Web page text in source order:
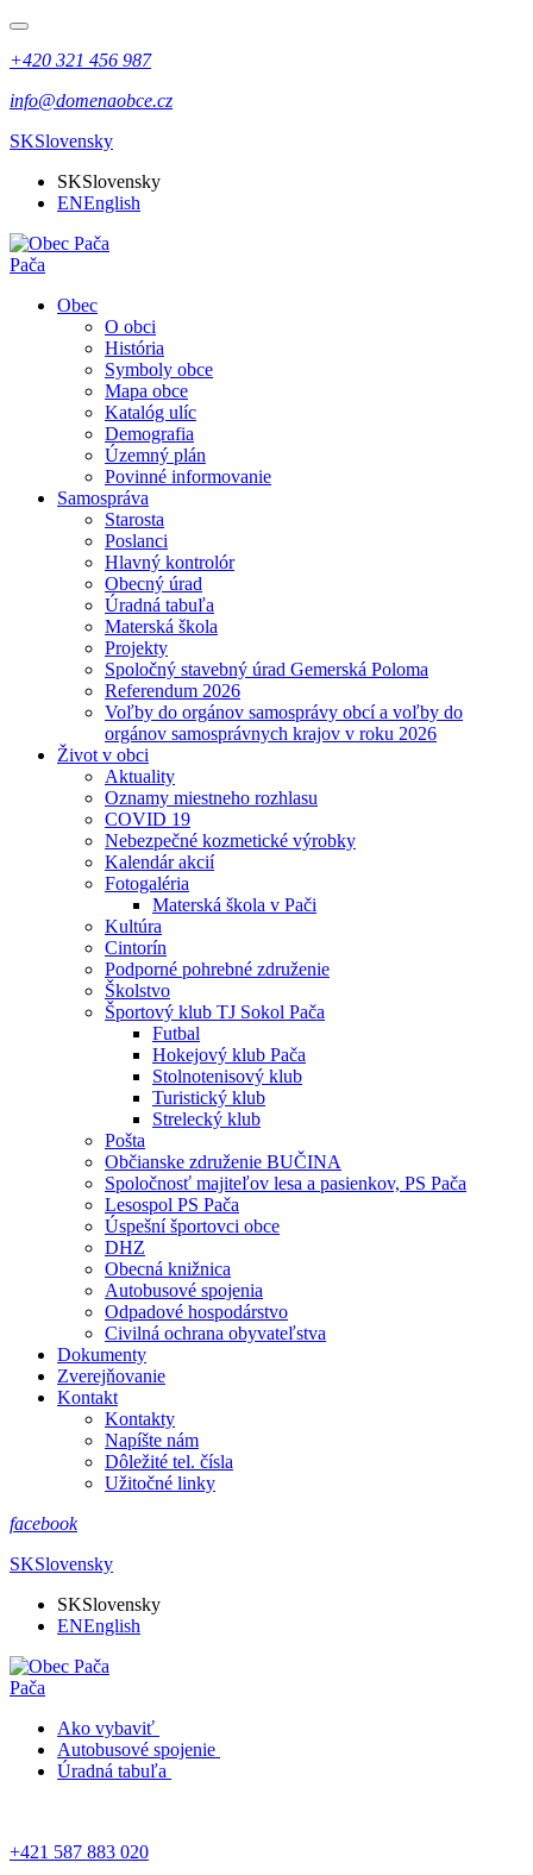
+420 321 456 987
info@domenaobce.cz
SKSlovensky
SKSlovensky
ENEnglish
Pača
Obec
O obci
História
Symboly obce
Mapa obce
Katalóg ulíc
Demografia
Územný plán
Povinné informovanie
Samospráva
Starosta
Poslanci
Hlavný kontrolór
Obecný úrad
Úradná tabuľa
Materská škola
Projekty
Spoločný stavebný úrad Gemerská Poloma
Referendum 2026
Voľby do orgánov samosprávy obcí a voľby do
orgánov samosprávnych krajov v roku 2026
Život v obci
Aktuality
Oznamy miestneho rozhlasu
COVID 19
Nebezpečné kozmetické výrobky
Kalendár akcií
Fotogaléria
Materská škola v Pači
Kultúra
Cintorín
Podporné pohrebné združenie
Školstvo
Športový klub TJ Sokol Pača
Futbal
Hokejový klub Pača
Stolnotenisový klub
Turistický klub
Strelecký klub
Pošta
Občianske združenie BUČINA
Spoločnosť majiteľov lesa a pasienkov, PS Pača
Lesospol PS Pača
Úspešní športovci obce
DHZ
Obecná knižnica
Autobusové spojenia
Odpadové hospodárstvo
Civilná ochrana obyvateľstva
Dokumenty
Zverejňovanie
Kontakt
Kontakty
Napíšte nám
Dôležité tel. čísla
Užitočné linky
facebook
SKSlovensky
SKSlovensky
ENEnglish
Pača
Ako vybaviť
Autobusové spojenie
Úradná tabuľa
+421 587 883 020